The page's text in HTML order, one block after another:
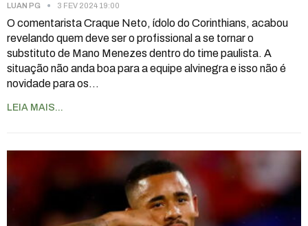
LUAN PG 3 FEV 2024 19:00
O comentarista Craque Neto, ídolo do Corinthians, acabou
revelando quem deve ser o profissional a se tornar o
substituto de Mano Menezes dentro do time paulista. A
situação não anda boa para a equipe alvinegra e isso não é
novidade para os…
LEIA MAIS...